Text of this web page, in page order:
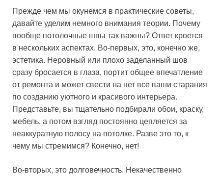
Прежде чем мы окунемся в практические советы,
давайте уделим немного внимания теории. Почему
вообще потолочные швы так важны? Ответ кроется
в нескольких аспектах. Во-первых, это, конечно же,
эстетика. Неровный или плохо заделанный шов
сразу бросается в глаза, портит общее впечатление
от ремонта и может свести на нет все ваши старания
по созданию уютного и красивого интерьера.
Представьте, вы тщательно подбирали обои, краску,
мебель, а потом взгляд постоянно цепляется за
неаккуратную полосу на потолке. Разве это то, к
чему мы стремимся? Конечно, нет!
Во-вторых, это долговечность. Некачественно